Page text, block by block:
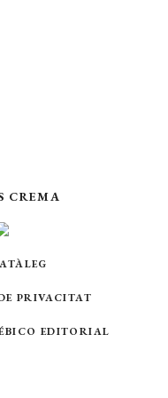
CREMA
PRIVACITAT
EDITORIAL